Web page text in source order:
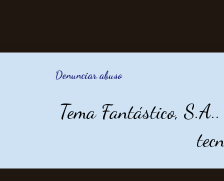
Denunciar abuso
Tema Fantástico,